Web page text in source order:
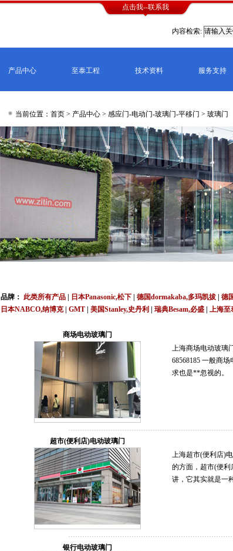
点击我--联系我
内容检索:
产品中心 至泰工程 技术资料 服务支持
当前位置：首页 > 产品中心 > 感应门-电动门-玻璃门-平移门 > 玻璃门
品牌： 此类所有产品 日本Panasonic,松下 德国dormakaba,多玛凯拔 德
日本NABCO,纳博克| GMT 美国Stanley,史丹利 瑞典Besam,必盛
上海至
商场电动玻璃门
上海商场电动玻璃
68568185 一般商
求也是**忽视的。
超市(便利店)电动玻璃门
上海超市(便利店)
的方面，超市(便
讲，它其实就是一
银行电动玻璃门